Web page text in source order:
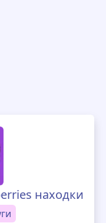
находки